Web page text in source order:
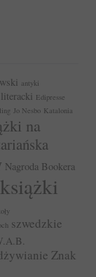
antyki
Edipresse
Jo Nesbo Katalonia
na
Nagroda Bookera
szwedzkie
Znak